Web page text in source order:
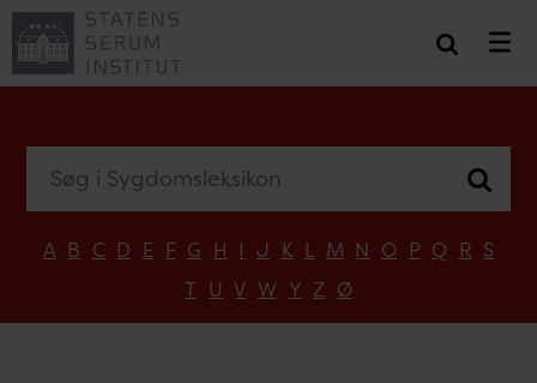
A B C D E F G H I J K L M N O P Q R S
T U V W Y Z Ø